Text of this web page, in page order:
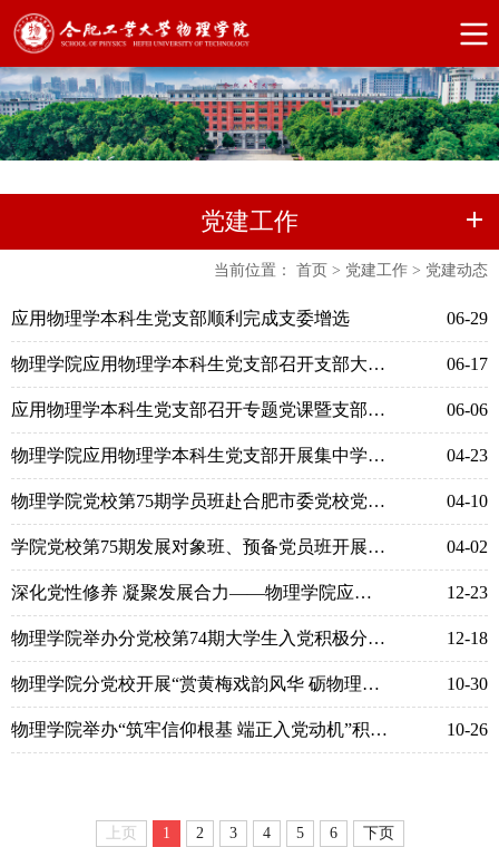
党建工作
当前位置： 首页 > 党建工作 > 党建动态
应用物理学本科生党支部顺利完成支委增选 06-29
物理学院应用物理学本科生党支部召开支部大会暨集中学习 06-17
应用物理学本科生党支部召开专题党课暨支部大会 06-06
物理学院应用物理学本科生党支部开展集中学习与专题研讨 04-23
物理学院党校第75期学员班赴合肥市委党校党性教育馆开展主题实践活动 04-10
学院党校第75期发展对象班、预备党员班开展主题集中研讨 04-02
深化党性修养 凝聚发展合力——物理学院应用物理学本科生党支部召开专题研讨会 12-23
物理学院举办分党校第74期大学生入党积极分子班结业仪式 12-18
物理学院分党校开展“赏黄梅戏韵风华 砺物理学子初心”主题实践活动 10-30
物理学院举办“筑牢信仰根基 端正入党动机”积极分子党课 10-26
上页 1 2 3 4 5 6 下页